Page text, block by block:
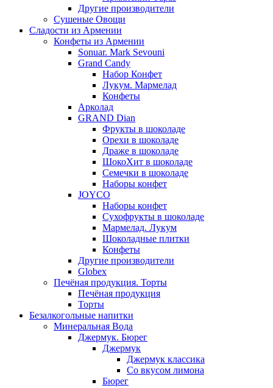
Другие производители
Сушеные Овощи
Сладости из Армении
Конфеты из Армении
Sonuar. Mark Sevouni
Grand Candy
Набор Конфет
Лукум. Мармелад
Конфеты
Арколад
GRAND Dian
Фрукты в шоколаде
Орехи в шоколаде
Драже в шоколаде
ШокоХит в шоколаде
Семечки в шоколаде
Наборы конфет
JOYCO
Наборы конфет
Сухофрукты в шоколаде
Мармелад. Лукум
Шоколадные плитки
Конфеты
Другие производители
Globex
Печёная продукция. Торты
Печёная продукция
Торты
Безалкогольные напитки
Минеральная Вода
Джермук. Бюрег
Джермук
Джермук классика
Со вкусом лимона
Бюрег